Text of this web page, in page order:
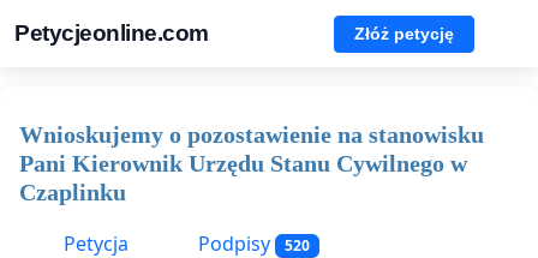
Petycjeonline.com Złóż petycję
Wnioskujemy o pozostawienie na stanowisku
Pani Kierownik Urzędu Stanu Cywilnego w
Czaplinku
Petycja
Podpisy 520